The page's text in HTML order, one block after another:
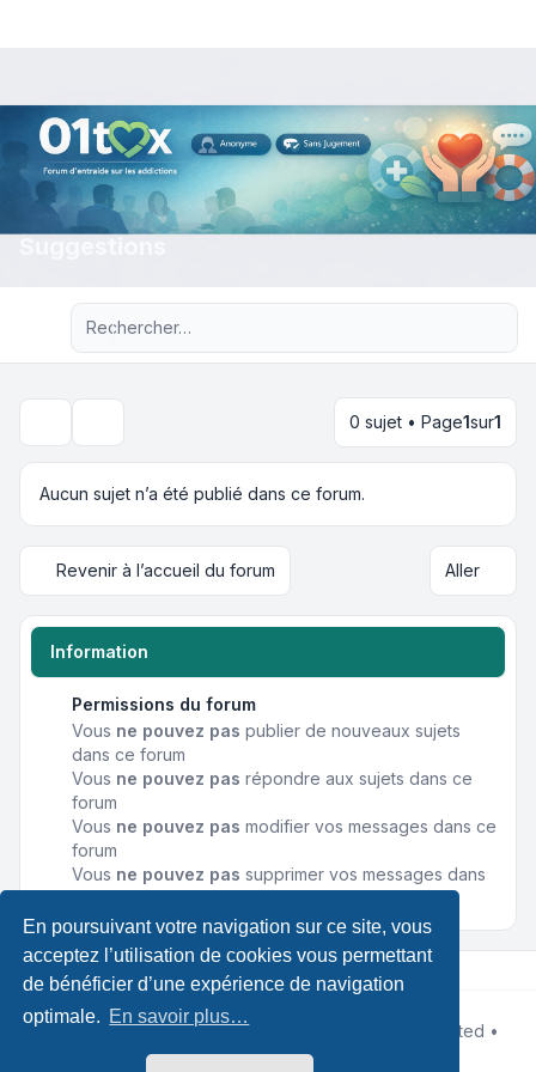
En poursuivant votre navigation sur ce site, vous
acceptez l’utilisation de cookies vous permettant
de bénéficier d’une expérience de navigation
optimale. En savoir plus…
Recherche avancée
0 sujet • Page1sur1
Aucun sujet n’a été publié dans ce forum.
Revenir à l’accueil du forum Aller
Information
Permissions du forum
Vous ne pouvez pas publier de nouveaux sujets
dans ce forum
Vous ne pouvez pas répondre aux sujets dans ce
forum
Vous ne pouvez pas modifier vos messages dans ce
forum
Vous ne pouvez pas supprimer vos messages dans
Développé parphpBB® Forum Software © phpBB Limited •
Leenoz